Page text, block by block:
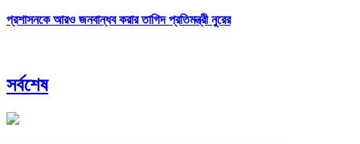
প্রশাসনকে আরও জনবান্ধব করার তাগিদ প্রতিমন্ত্রী নুরের
সর্বশেষ